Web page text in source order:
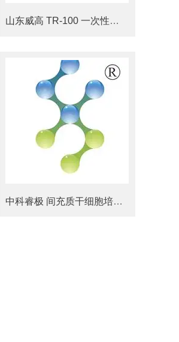
山东威高 TR-100 一次性使用塑料血袋现货
中科睿极 间充质干细胞培养基添加剂RGM0051